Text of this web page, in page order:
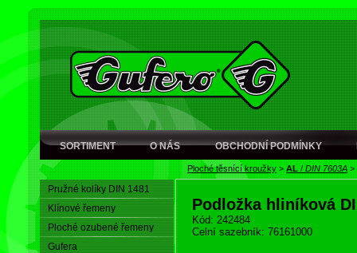
SORTIMENT O NÁS OBCHODNÍ PODMÍNKY
Ploché těsnící kroužky > AL / DIN 7603A >
Pružné kolíky DIN 1481
Klínové řemeny
Ploché ozubené řemeny
Gufera
Podložka hliníková
Kód: 242484
Celní sazebník: 76161000